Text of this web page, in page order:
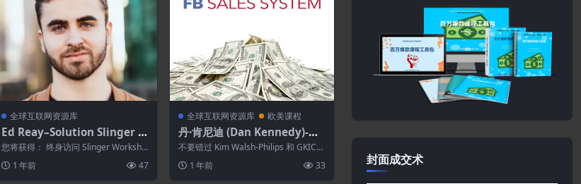
全球互联网资源库
Ed Reay–Solution Slinger W
orkshop
您将获得： 终身访问 Slinger Worksho
1 年前 47
全球互联网资源库 欧美课程
丹·肯尼迪 (Dan Kennedy)-Op
timum Facebook Sales Syst
em
不要错过 Kim Walsh-Philips 和 GKIC
1 年前 33 封面成交术